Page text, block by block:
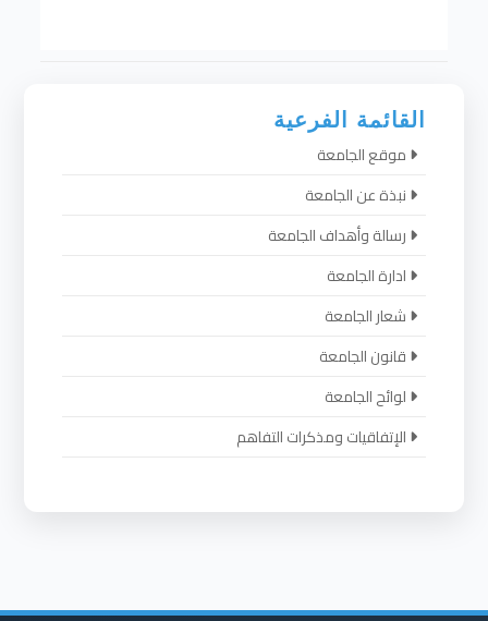
القائمة الفرعية
موقع الجامعة
نبذة عن الجامعة
رسالة وأهداف الجامعة
ادارة الجامعة
شعار الجامعة
قانون الجامعة
لوائح الجامعة
الإتفاقيات ومذكرات التفاهم